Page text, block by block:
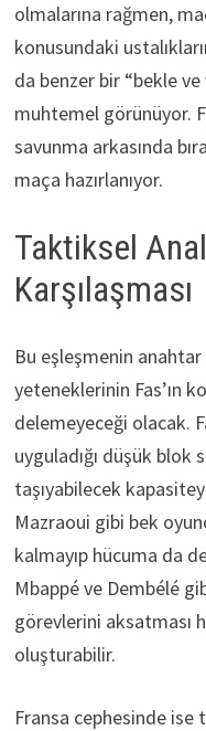
olmalarına rağmen,
konusundaki
da benzer bir “bekle
muhtemel görünüyor.
savunma arkasında
maça hazırlanıyor.
Taktiksel
Karşılaşması
Bu eşleşmenin anahtar
yeteneklerinin Fas’ın
delemeyeceği olacak.
uyguladığı düşük blok
taşıyabilecek
Mazraoui gibi bek
kalmayıp hücuma da
Mbappé ve Dembélé
görevlerini aksatması
oluşturabilir.
Fransa cephesinde ise